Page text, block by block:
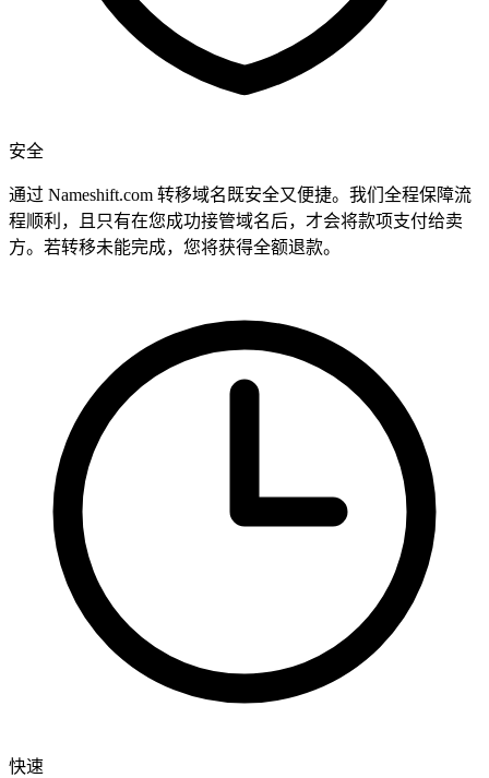
安全
通过 Nameshift.com 转移域名既安全又便捷。我们全程保障流
程顺利，且只有在您成功接管域名后，才会将款项支付给卖
方。若转移未能完成，您将获得全额退款。
快速